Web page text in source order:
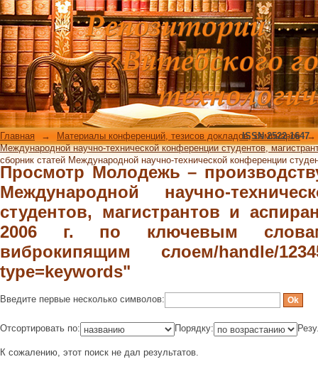
Просмотр Молодежь –
научно-технической конференции
22 ноября 2006 г. по
слоем/handle/123456789/7282/
Главная → Материалы конференций, тезисов докладов, семинаров →
Международной научно-технической конференции студентов,
сборник статей Международной научно-технической конференции
ISSN 2522-1647
Просмотр Молодежь –
Международной научно-
студентов, магистрантов и
2006 г. по ключевым
виброкипящим слоем/handle/
type=keywords"
Введите первые несколько символов:
Отсортировать по: Порядку:
К сожалению, этот поиск не дал результатов.